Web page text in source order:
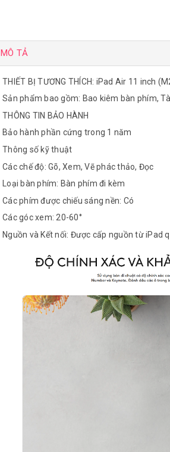
MÔ TẢ
THIẾT BỊ TƯƠNG THÍCH: iPad Air 11 inch
Sản phẩm bao gồm: Bao kiêm bàn phím,
THÔNG TIN BẢO HÀNH
Bảo hành phần cứng trong 1 năm
Thông số kỹ thuật
Các chế độ: Gõ, Xem, Vẽ phác thảo, Đọc
Loại bàn phím: Bàn phím đi kèm
Các phím được chiếu sáng nền: Có
Các góc xem: 20-60°
Nguồn và Kết nối: Được cấp nguồn từ iPad